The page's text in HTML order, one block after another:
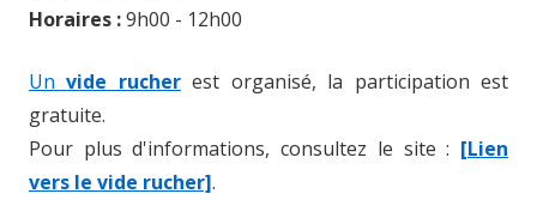
Horaires :9h00 - 12h00
Unvide rucherest organisé, la participation est
gratuite.
Pour plus d'informations, consultez le site : [Lien
vers le vide rucher].